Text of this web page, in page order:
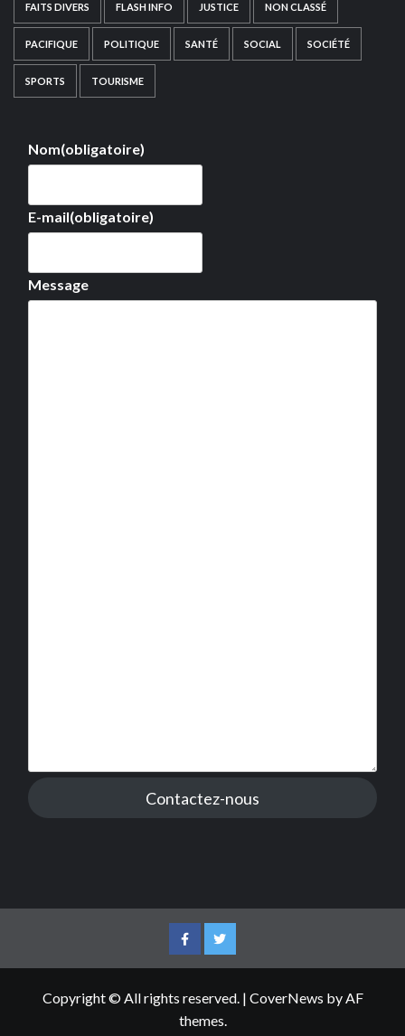
FAITS DIVERS FLASH INFO JUSTICE NON CLASSÉ
PACIFIQUE POLITIQUE SANTÉ SOCIAL SOCIÉTÉ
SPORTS TOURISME
Nom(obligatoire)
E-mail(obligatoire)
Message
Contactez-nous
FacebookTwitter
Copyright © All rights reserved. | CoverNews by AF
themes.